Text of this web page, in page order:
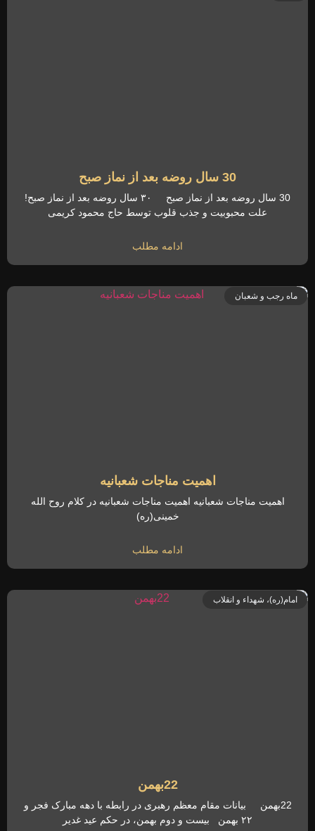
30 سال روضه بعد از نماز صبح
30 سال روضه بعد از نماز صبح ۳۰ سال روضه بعد از نماز صبح!
علت محبوبیت و جذب قلوب توسط حاج محمود کریمی
ادامه مطلب
ماه رجب و شعبان
اهمیت مناجات شعبانیه
اهمیت مناجات شعبانیه اهمیت مناجات شعبانیه در کلام روح الله
خمینی(ره)
ادامه مطلب
امام(ره)، شهداء و انقلاب
22بهمن
22بهمن بیانات مقام معظم رهبری در رابطه با دهه مبارک فجر و
۲۲ بهمن بیست و دوم بهمن، در حکم عید غدیر